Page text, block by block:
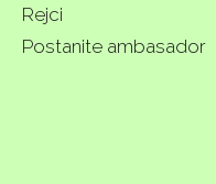
Rejci
Postanite ambasador